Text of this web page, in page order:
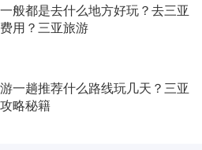
般都是去什么地方好玩？去三亚
用？三亚旅游
一趟推荐什么路线玩几天？三亚
略秘籍